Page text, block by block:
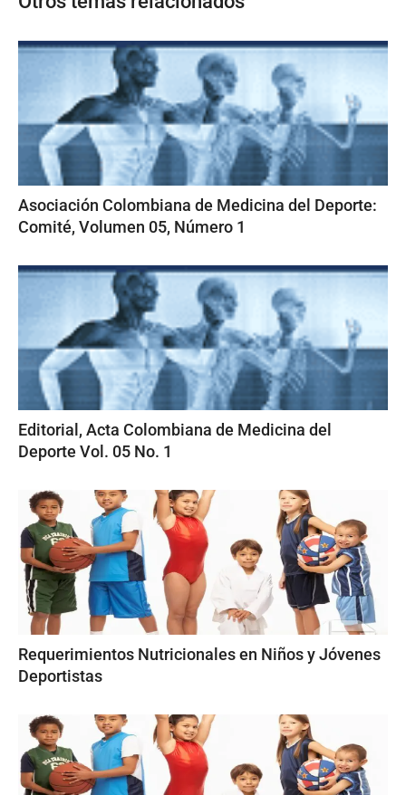
Asociación Colombiana de Medicina del Deporte:
Comité, Volumen 05, Número 1
Editorial, Acta Colombiana de Medicina del
Deporte Vol. 05 No. 1
Requerimientos Nutricionales en Niños y Jóvenes
Deportistas